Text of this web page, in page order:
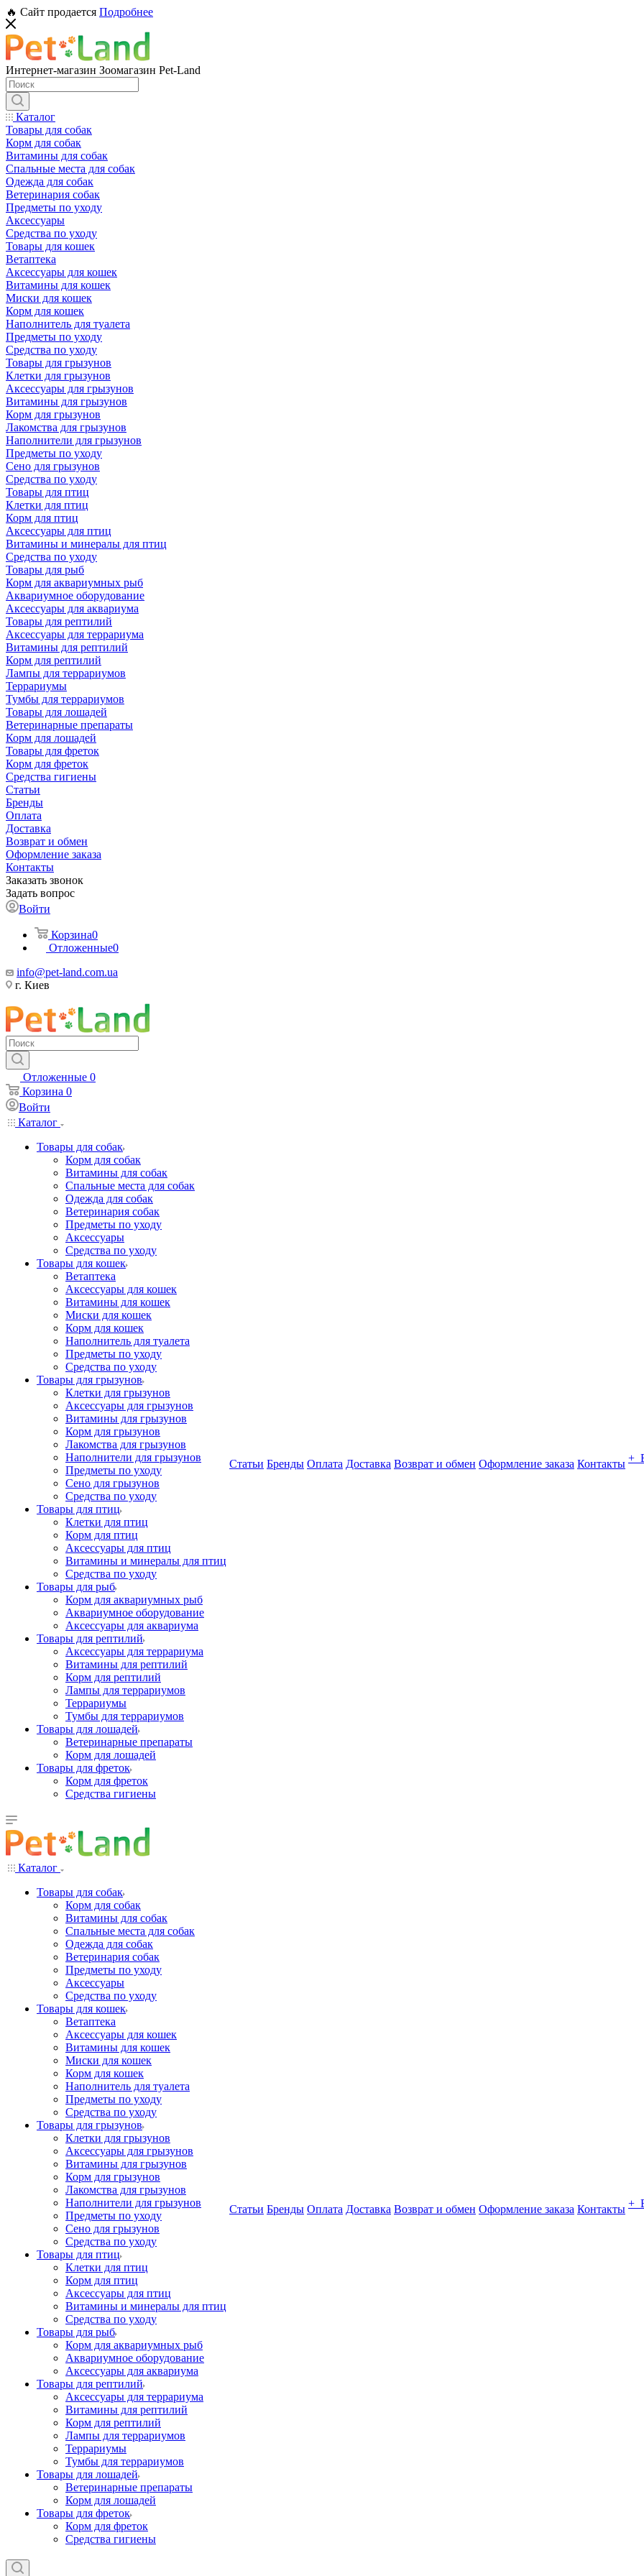
🔥 Сайт продается Подробнее
Интернет-магазин Зоомагазин Pet-Land
Каталог
Товары для собак
Корм для собак
Витамины для собак
Спальные места для собак
Одежда для собак
Ветеринария собак
Предметы по уходу
Аксессуары
Средства по уходу
Товары для кошек
Ветаптека
Аксессуары для кошек
Витамины для кошек
Миски для кошек
Корм для кошек
Наполнитель для туалета
Предметы по уходу
Средства по уходу
Товары для грызунов
Клетки для грызунов
Аксессуары для грызунов
Витамины для грызунов
Корм для грызунов
Лакомства для грызунов
Наполнители для грызунов
Предметы по уходу
Сено для грызунов
Средства по уходу
Товары для птиц
Клетки для птиц
Корм для птиц
Аксессуары для птиц
Витамины и минералы для птиц
Средства по уходу
Товары для рыб
Корм для аквариумных рыб
Аквариумное оборудование
Аксессуары для аквариума
Товары для рептилий
Аксессуары для террариума
Витамины для рептилий
Корм для рептилий
Лампы для террариумов
Террариумы
Тумбы для террариумов
Товары для лошадей
Ветеринарные препараты
Корм для лошадей
Товары для фреток
Корм для фреток
Средства гигиены
Статьи
Бренды
Оплата
Доставка
Возврат и обмен
Оформление заказа
Контакты
Заказать звонок
Задать вопрос
Войти
Корзина0
Отложенные0
info@pet-land.com.ua
г. Киев
Отложенные 0
Корзина 0
Войти
Каталог
Товары для собак
Корм для собак
Витамины для собак
Спальные места для собак
Одежда для собак
Ветеринария собак
Предметы по уходу
Аксессуары
Средства по уходу
Товары для кошек
Ветаптека
Аксессуары для кошек
Витамины для кошек
Миски для кошек
Корм для кошек
Наполнитель для туалета
Предметы по уходу
Средства по уходу
Товары для грызунов
Клетки для грызунов
Аксессуары для грызунов
Витамины для грызунов
Корм для грызунов
Лакомства для грызунов
Наполнители для грызунов
Предметы по уходу
Сено для грызунов
Средства по уходу
Товары для птиц
Клетки для птиц
Корм для птиц
Аксессуары для птиц
Витамины и минералы для птиц
Средства по уходу
Товары для рыб
Корм для аквариумных рыб
Аквариумное оборудование
Аксессуары для аквариума
Товары для рептилий
Аксессуары для террариума
Витамины для рептилий
Корм для рептилий
Лампы для террариумов
Террариумы
Тумбы для террариумов
Товары для лошадей
Ветеринарные препараты
Корм для лошадей
Товары для фреток
Корм для фреток
Средства гигиены
Статьи Бренды Оплата Доставка Возврат и обмен Оформление заказа Контакты +
Каталог
Товары для собак
Корм для собак
Витамины для собак
Спальные места для собак
Одежда для собак
Ветеринария собак
Предметы по уходу
Аксессуары
Средства по уходу
Товары для кошек
Ветаптека
Аксессуары для кошек
Витамины для кошек
Миски для кошек
Корм для кошек
Наполнитель для туалета
Предметы по уходу
Средства по уходу
Товары для грызунов
Клетки для грызунов
Аксессуары для грызунов
Витамины для грызунов
Корм для грызунов
Лакомства для грызунов
Наполнители для грызунов
Предметы по уходу
Сено для грызунов
Средства по уходу
Товары для птиц
Клетки для птиц
Корм для птиц
Аксессуары для птиц
Витамины и минералы для птиц
Средства по уходу
Товары для рыб
Корм для аквариумных рыб
Аквариумное оборудование
Аксессуары для аквариума
Товары для рептилий
Аксессуары для террариума
Витамины для рептилий
Корм для рептилий
Лампы для террариумов
Террариумы
Тумбы для террариумов
Товары для лошадей
Ветеринарные препараты
Корм для лошадей
Товары для фреток
Корм для фреток
Средства гигиены
Статьи Бренды Оплата Доставка Возврат и обмен Оформление заказа Контакты +